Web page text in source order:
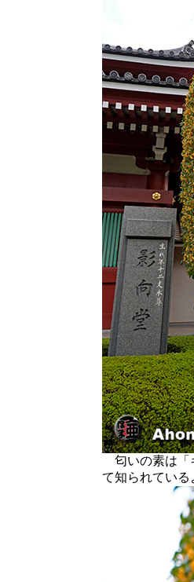
匂いの素は「
て知られている